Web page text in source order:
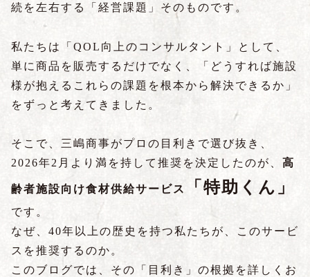
続を左右する「経営課題」そのものです。
私たちは「QOL向上のコンサルタント」として、
単に商品を販売するだけでなく、「どうすれば施設
様が抱えるこれらの課題を根本から解決できるか」
をずっと考えてきました。
そこで、三嶋商事がプロの目利きで選び抜き、
2026年2月より満を持して推奨を決定したのが、 高
齢者施設向け食材供給サービス 「特助くん」
です。
なぜ、40年以上の歴史を持つ私たちが、このサービ
スを推奨するのか。
このブログでは、その「目利き」の根拠を詳しくお